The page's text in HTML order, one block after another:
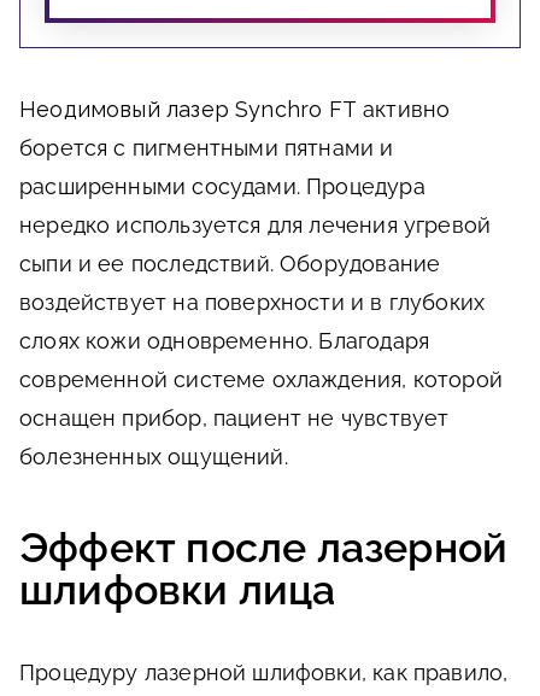
Неодимовый лазер Synchro FT активно
борется с пигментными пятнами и
расширенными сосудами. Процедура
нередко используется для лечения угревой
сыпи и ее последствий. Оборудование
воздействует на поверхности и в глубоких
слоях кожи одновременно. Благодаря
современной системе охлаждения, которой
оснащен прибор, пациент не чувствует
болезненных ощущений.
Эффект после лазерной
шлифовки лица
Процедуру лазерной шлифовки, как правило,